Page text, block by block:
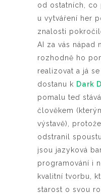
od ostatních, co
u vytváření her
znalosti
AI za vás nápad
rozhodně ho
realizovat a já
dostanu k Dark
pomalu teď
člověkem
výstavě),
odstranil
jsou jazyková
programování i
kvalitní tvorbu,
starost o svou